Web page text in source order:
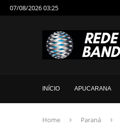
07/08/2026 03:25
INÍCIO APUCARANA
Home Paraná